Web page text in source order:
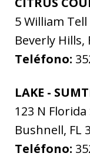
5 William Tell
Beverly Hills,
Teléfono:
LAKE -
123 N Florida
Bushnell, FL
Teléfono: